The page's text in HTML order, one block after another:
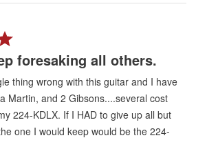
foresaking all others.
thing wrong with this guitar and I have
Martin, and 2 Gibsons....several cost
I HAD to give up all but
one I would keep would be the 224-